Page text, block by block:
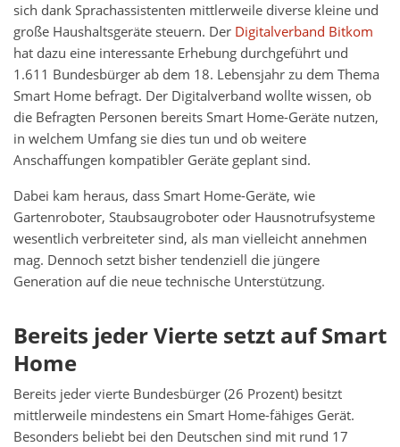
sich dank Sprachassistenten mittlerweile diverse kleine und
große Haushaltsgeräte steuern. Der Digitalverband Bitkom
hat dazu eine interessante Erhebung durchgeführt und
1.611 Bundesbürger ab dem 18. Lebensjahr zu dem Thema
Smart Home befragt. Der Digitalverband wollte wissen, ob
die Befragten Personen bereits Smart Home-Geräte nutzen,
in welchem Umfang sie dies tun und ob weitere
Anschaffungen kompatibler Geräte geplant sind.
Dabei kam heraus, dass Smart Home-Geräte, wie
Gartenroboter, Staubsaugroboter oder Hausnotrufsysteme
wesentlich verbreiteter sind, als man vielleicht annehmen
mag. Dennoch setzt bisher tendenziell die jüngere
Generation auf die neue technische Unterstützung.
Bereits jeder Vierte setzt auf Smart
Home
Bereits jeder vierte Bundesbürger (26 Prozent) besitzt
mittlerweile mindestens ein Smart Home-fähiges Gerät.
Besonders beliebt bei den Deutschen sind mit rund 17